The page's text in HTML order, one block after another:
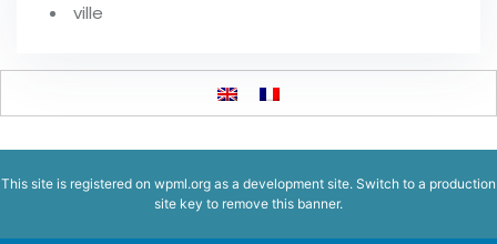
ville
This site is registered on wpml.org as a development site. Switch to a production
site key to remove this banner.